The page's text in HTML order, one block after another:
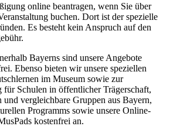
online beantragen, wenn Sie über
buchen. Dort ist der spezielle
Es besteht kein Anspruch auf den
Bayerns sind unsere Angebote
Ebenso bieten wir unsere speziellen
im Museum sowie zur
für Schulen in öffentlicher Trägerschaft,
und vergleichbare Gruppen aus Bayern,
Programms sowie unsere Online-
kostenfrei an.